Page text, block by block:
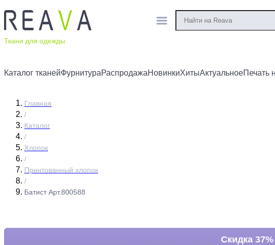
Ткани для одежды
Каталог тканейФурнитураРаспродажаНовинкиХитыАктуальноеПечать
Главная
/
Каталог
/
Хлопок
/
Принтованный хлопок
/
Батист Арт.800588
Скидка